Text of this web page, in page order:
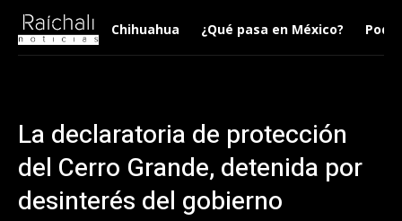
Chihuahua ¿Qué pasa en México?
La declaratoria de protección
del Cerro Grande, detenida por
desinterés del gobierno